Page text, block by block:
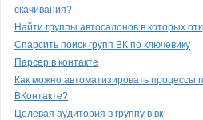
скачивания?
Найти группы автосалонов в которых
Спарсить поиск групп ВК по ключевику
Парсер в контакте
Как можно автоматизировать процессы
ВКонтакте?
Целевая аудитория в группу в вк